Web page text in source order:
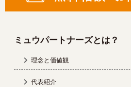
ミュウパートナーズとは？
理念と価値観
代表紹介